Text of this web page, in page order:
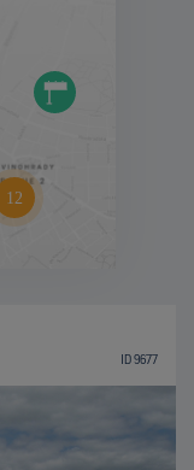
ID 9677